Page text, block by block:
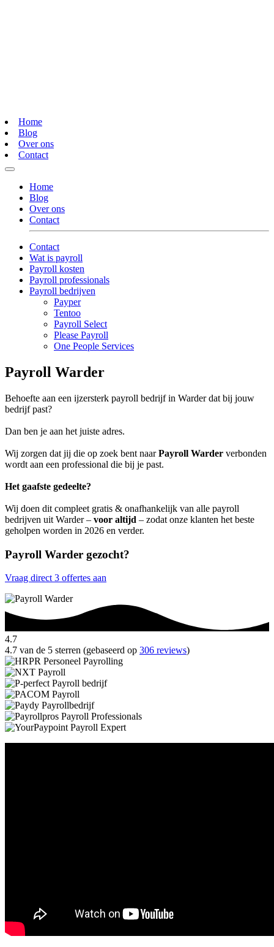
Home
Blog
Over ons
Contact
Home
Blog
Over ons
Contact
Contact
Wat is payroll
Payroll kosten
Payroll professionals
Payroll bedrijven
Payper
Tentoo
Payroll Select
Please Payroll
One People Services
Payroll Warder
Behoefte aan een ijzersterk payroll bedrijf in Warder dat bij jouw
bedrijf past?
Dan ben je aan het juiste adres.
Wij zorgen dat jij die op zoek bent naarPayroll Warder verbonden
wordt aan een professional die bij je past.
Het gaafste gedeelte?
Wij doen dit compleet gratis & onafhankelijk van alle payroll
bedrijven uit Warder – voor altijd – zodat onze klanten het beste
geholpen worden in 2026 en verder.
Payroll Warder gezocht?
Vraag direct 3 offertes aan
4.7
4.7 van de 5 sterren (gebaseerd op 306 reviews)